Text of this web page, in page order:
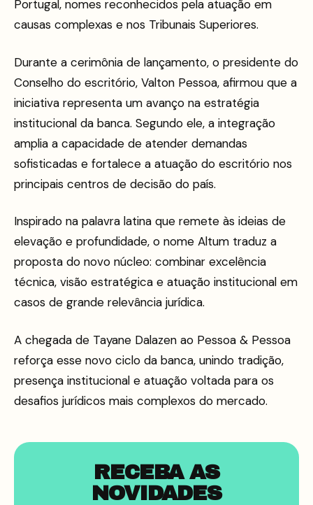
Portugal, nomes reconhecidos pela atuação em
causas complexas e nos Tribunais Superiores.
Durante a cerimônia de lançamento, o presidente do
Conselho do escritório, Valton Pessoa, afirmou que a
iniciativa representa um avanço na estratégia
institucional da banca. Segundo ele, a integração
amplia a capacidade de atender demandas
sofisticadas e fortalece a atuação do escritório nos
principais centros de decisão do país.
Inspirado na palavra latina que remete às ideias de
elevação e profundidade, o nome Altum traduz a
proposta do novo núcleo: combinar excelência
técnica, visão estratégica e atuação institucional em
casos de grande relevância jurídica.
A chegada de Tayane Dalazen ao Pessoa & Pessoa
reforça esse novo ciclo da banca, unindo tradição,
presença institucional e atuação voltada para os
desafios jurídicos mais complexos do mercado.
RECEBA AS
NOVIDADES